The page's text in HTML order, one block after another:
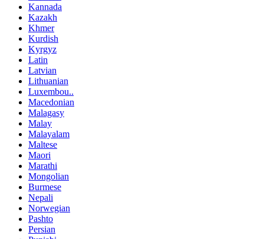
Kannada
Kazakh
Khmer
Kurdish
Kyrgyz
Latin
Latvian
Lithuanian
Luxembou..
Macedonian
Malagasy
Malay
Malayalam
Maltese
Maori
Marathi
Mongolian
Burmese
Nepali
Norwegian
Pashto
Persian